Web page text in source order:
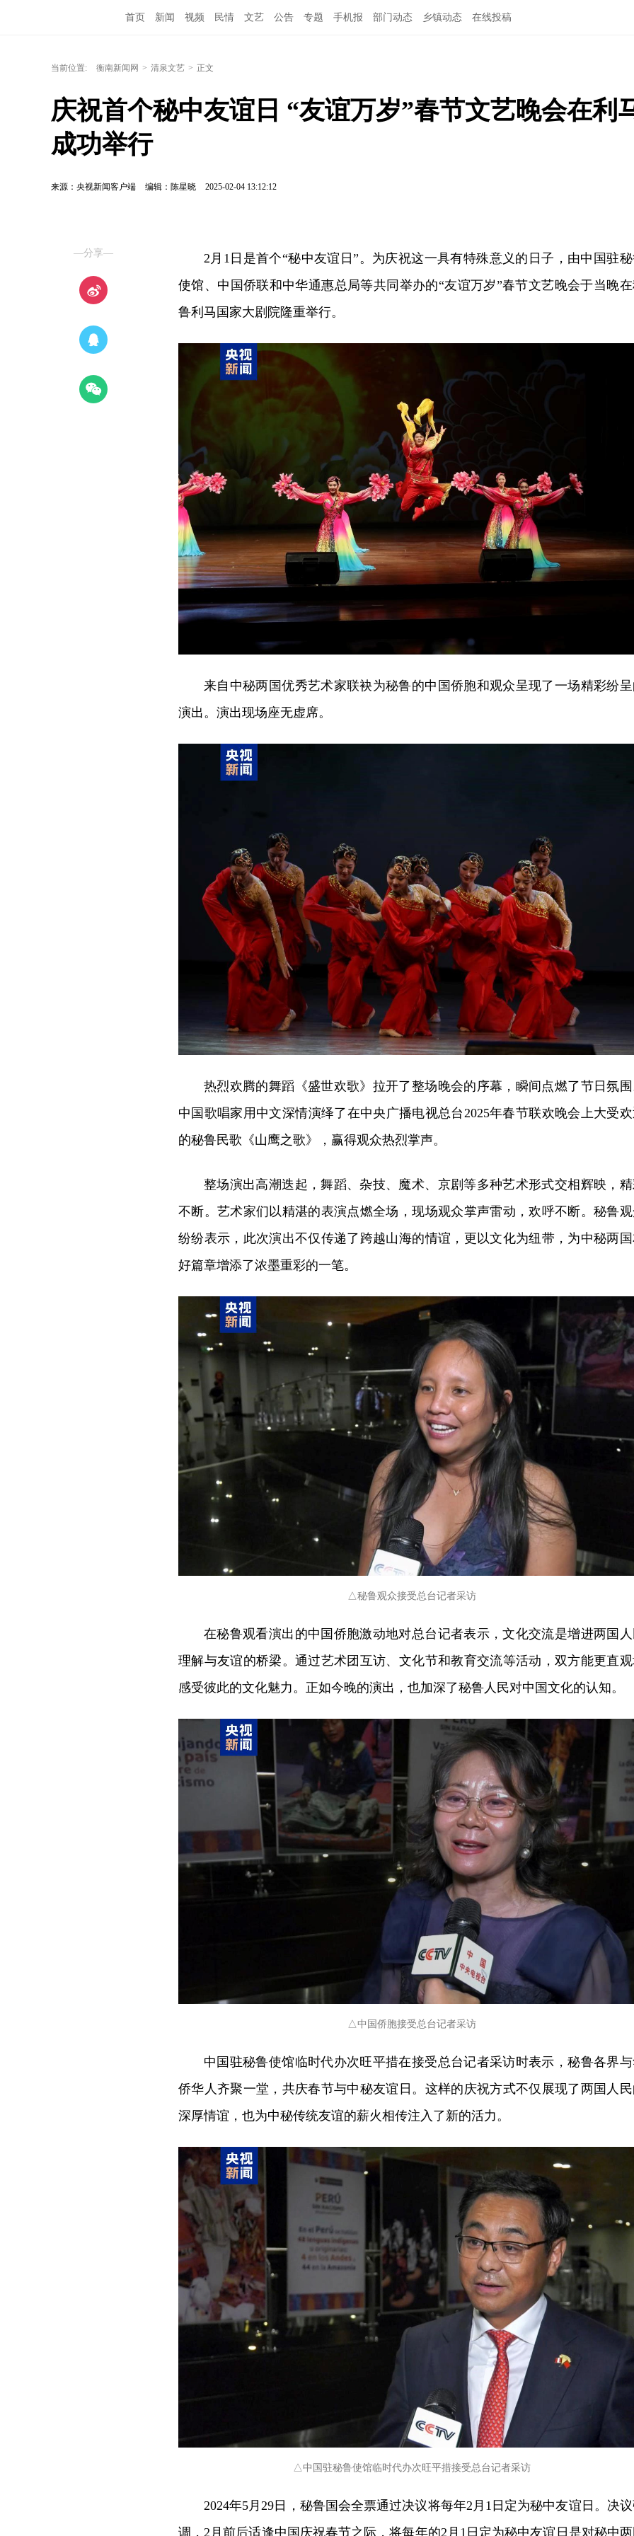
首页 新闻 视频 民情 文艺 公告 专题 手机报 部门动态 乡镇动态 在线投稿
当前位置: 衡南新闻网 > 清泉文艺 > 正文
庆祝首个秘中友谊日 “友谊万岁”春节文艺晚会在利
成功举行
来源：央视新闻客户端 编辑：陈星晓 2025-02-04 13:12:12
—分享—
2月1日是首个“秘中友谊日”。为庆祝这一具有特殊意义的日子，由中国驻
使馆、中国侨联和中华通惠总局等共同举办的“友谊万岁”春节文艺晚会于当晚
鲁利马国家大剧院隆重举行。
来自中秘两国优秀艺术家联袂为秘鲁的中国侨胞和观众呈现了一场精彩纷
演出。演出现场座无虚席。
热烈欢腾的舞蹈《盛世欢歌》拉开了整场晚会的序幕，瞬间点燃了节日氛
中国歌唱家用中文深情演绎了在中央广播电视总台2025年春节联欢晚会上大受
的秘鲁民歌《山鹰之歌》，赢得观众热烈掌声。
整场演出高潮迭起，舞蹈、杂技、魔术、京剧等多种艺术形式交相辉映，
不断。艺术家们以精湛的表演点燃全场，现场观众掌声雷动，欢呼不断。秘鲁
纷纷表示，此次演出不仅传递了跨越山海的情谊，更以文化为纽带，为中秘两
好篇章增添了浓墨重彩的一笔。
△秘鲁观众接受总台记者采访
在秘鲁观看演出的中国侨胞激动地对总台记者表示，文化交流是增进两国
理解与友谊的桥梁。通过艺术团互访、文化节和教育交流等活动，双方能更直
感受彼此的文化魅力。正如今晚的演出，也加深了秘鲁人民对中国文化的认知。
△中国侨胞接受总台记者采访
中国驻秘鲁使馆临时代办次旺平措在接受总台记者采访时表示，秘鲁各界
侨华人齐聚一堂，共庆春节与中秘友谊日。这样的庆祝方式不仅展现了两国人
深厚情谊，也为中秘传统友谊的薪火相传注入了新的活力。
△中国驻秘鲁使馆临时代办次旺平措接受总台记者采访
2024年5月29日，秘鲁国会全票通过决议将每年2月1日定为秘中友谊日。决
调，2月前后适逢中国庆祝春节之际，将每年的2月1日定为秘中友谊日是对秘中